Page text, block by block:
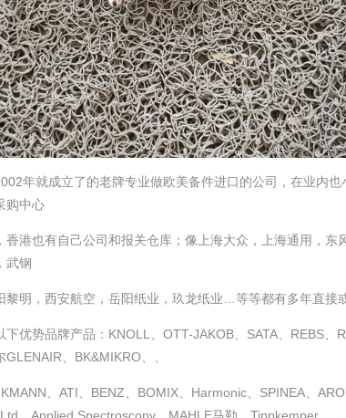
年就成立了的老牌专业做欧美备件进口的公司，在业内
购中心
香港也有自己公司和报关仓库；像上海大众，上海通用，东
武钢
黎明，西安航空，岳阳纸业，玖龙纸业…等等都有多年直接
下优势品牌产品：KNOLL、OTT-JAKOB、SATA、REBS、
GLENAIR、BK&MIKRO、、
、ATI、BENZ、BOMIX、Harmonic、SPINEA、